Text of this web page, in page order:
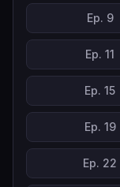
Ep. 9
Ep. 11
Ep. 15
Ep. 19
Ep. 22